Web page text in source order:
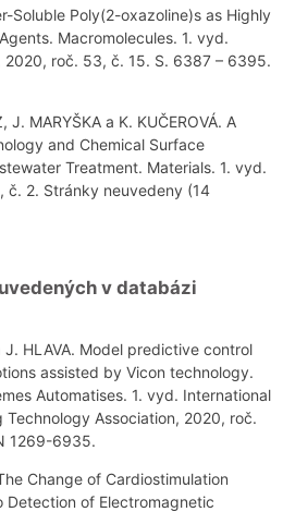
Soluble Poly(2-oxazoline)s as Highly
Macromolecules. 1. vyd.
2020, roč. 53, č. 15. S. 6387 – 6395.
J. MARYŠKA a K. KUČEROVÁ. A
and Chemical Surface
Treatment. Materials. 1. vyd.
č. 2. Stránky neuvedeny (14
v databázi
J. HLAVA. Model predictive control
assisted by Vicon technology.
Automatises. 1. vyd. International
Technology Association, 2020, roč.
1269-6935.
Change of Cardiostimulation
Detection of Electromagnetic